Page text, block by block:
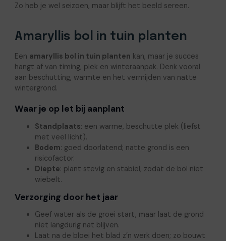
Zo heb je wel seizoen, maar blijft het beeld sereen.
Amaryllis bol in tuin planten
Een amaryllis bol in tuin planten kan, maar je succes
hangt af van timing, plek en winteraanpak. Denk vooral
aan beschutting, warmte en het vermijden van natte
wintergrond.
Waar je op let bij aanplant
Standplaats: een warme, beschutte plek (liefst
met veel licht).
Bodem: goed doorlatend; natte grond is een
risicofactor.
Diepte: plant stevig en stabiel, zodat de bol niet
wiebelt.
Verzorging door het jaar
Geef water als de groei start, maar laat de grond
niet langdurig nat blijven.
Laat na de bloei het blad z’n werk doen; zo bouwt